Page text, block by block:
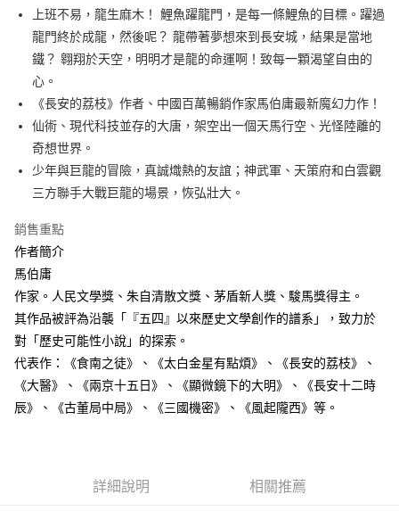
每筆NT$60，滿NT$499(含以上)免運費
付款後7-11取貨
每筆NT$60，滿NT$499(含以上)免運費
每筆NT$100，滿NT$499(含以上)免運費
上班不易，龍生麻木！ 鯉魚躍龍門，是每一條鯉魚的目標。躍過
龍門終於成龍，然後呢？ 龍帶著夢想來到長安城，結果是當地
鐵？ 翱翔於天空，明明才是龍的命運啊！致每一顆渴望自由的
心。
《長安的荔枝》作者、中國百萬暢銷作家馬伯庸最新魔幻力作！
仙術、現代科技並存的大唐，架空出一個天馬行空、光怪陸離的
奇想世界。
少年與巨龍的冒險，真誠熾熱的友誼；神武軍、天策府和白雲觀
三方聯手大戰巨龍的場景，恢弘壯大。
銷售重點
作者簡介
馬伯庸
作家。人民文學獎、朱自清散文獎、茅盾新人獎、駿馬獎得主。
其作品被評為沿襲「『五四』以來歷史文學創作的譜系」，致力於
對「歷史可能性小說」的探索。
代表作：《食南之徒》、《太白金星有點煩》、《長安的荔枝》、
《大醫》、《兩京十五日》、《顯微鏡下的大明》、《長安十二時
辰》、《古董局中局》、《三國機密》、《風起隴西》等。
詳細說明 相關推薦